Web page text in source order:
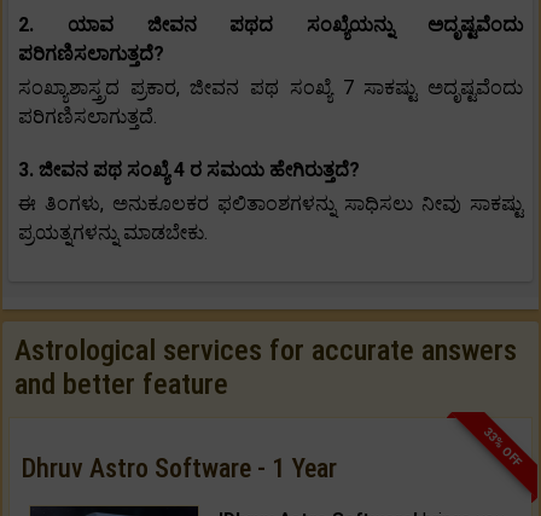
2. ಯಾವ ಜೀವನ ಪಥದ ಸಂಖ್ಯೆಯನ್ನು ಅದೃಷ್ಟವೆಂದು
ಪರಿಗಣಿಸಲಾಗುತ್ತದೆ?
ಸಂಖ್ಯಾಶಾಸ್ತ್ರದ ಪ್ರಕಾರ, ಜೀವನ ಪಥ ಸಂಖ್ಯೆ 7 ಸಾಕಷ್ಟು ಅದೃಷ್ಟವೆಂದು
ಪರಿಗಣಿಸಲಾಗುತ್ತದೆ.
3. ಜೀವನ ಪಥ ಸಂಖ್ಯೆ 4 ರ ಸಮಯ ಹೇಗಿರುತ್ತದೆ?
ಈ ತಿಂಗಳು, ಅನುಕೂಲಕರ ಫಲಿತಾಂಶಗಳನ್ನು ಸಾಧಿಸಲು ನೀವು ಸಾಕಷ್ಟು
ಪ್ರಯತ್ನಗಳನ್ನು ಮಾಡಬೇಕು.
Astrological services for accurate answers
and better feature
33% OFF
Dhruv Astro Software - 1 Year